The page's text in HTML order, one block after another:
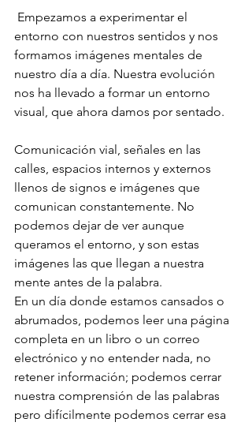
entorno con nuestros sentidos y nos
formamos imágenes mentales de
nuestro día a día. Nuestra evolución
nos ha llevado a formar un entorno
visual, que ahora damos por sentado.
Comunicación vial, señales en las
calles, espacios internos y externos
llenos de signos e imágenes que
comunican constantemente. No
podemos dejar de ver aunque
queramos el entorno, y son estas
imágenes las que llegan a nuestra
mente antes de la palabra.
En un día donde estamos cansados o
abrumados, podemos leer una página
completa en un libro o un correo
electrónico y no entender nada, no
retener información; podemos cerrar
nuestra comprensión de las palabras
pero difícilmente podemos cerrar esa